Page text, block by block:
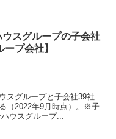
ウスグループの子会社
プ会社】
スグループと子会社39社
（2022年9月時点）。※子
ウスグループ...